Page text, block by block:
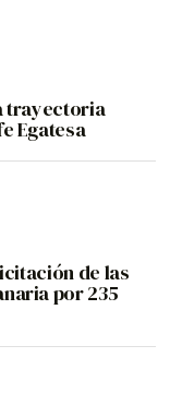
trayectoria
Egatesa
de las
por 235